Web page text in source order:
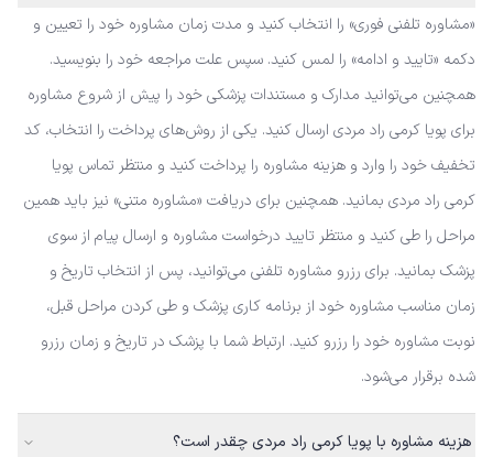
«مشاوره تلفنی فوری» را انتخاب کنید و مدت زمان مشاوره خود را تعیین و
دکمه «تایید و ادامه» را لمس کنید. سپس علت مراجعه خود را بنویسید.
همچنین می‌توانید مدارک و مستندات پزشکی خود را پیش از شروع مشاوره
برای پویا کرمی راد مردی ارسال کنید. یکی از روش‌های پرداخت را انتخاب، کد
تخفیف خود را وارد و هزینه مشاوره را پرداخت کنید و منتظر تماس پویا
کرمی راد مردی بمانید. همچنین برای دریافت «مشاوره متنی» نیز باید همین
مراحل را طی کنید و منتظر تایید درخواست مشاوره و ارسال پیام از سوی
پزشک بمانید. برای رزرو مشاوره تلفنی می‌توانید، پس از انتخاب تاریخ و
زمان مناسب مشاوره خود از برنامه کاری پزشک و طی کردن مراحل قبل،
نوبت مشاوره خود را رزرو کنید. ارتباط شما با پزشک در تاریخ و زمان رزرو
شده برقرار می‌شود.
هزینه مشاوره با پویا کرمی راد مردی چقدر است؟